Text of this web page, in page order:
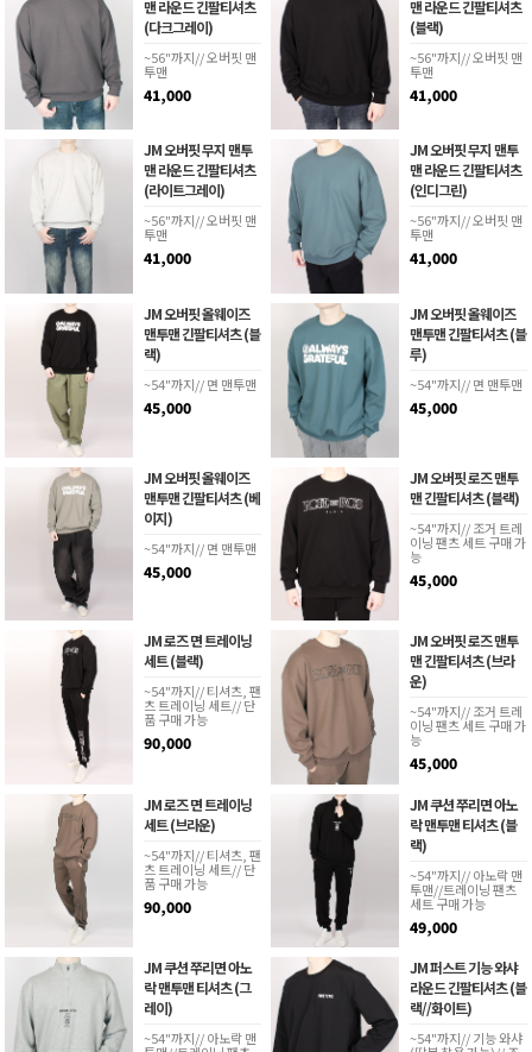
맨 라운드 긴팔티셔츠
(다크그레이)
~56"까지// 오버핏 맨
투맨
41,000
맨 라운드 긴팔티셔츠
(블랙)
~56"까지// 오버핏 맨
투맨
41,000
JM 오버핏 무지 맨투
맨 라운드 긴팔티셔츠
(라이트그레이)
~56"까지// 오버핏 맨
투맨
41,000
JM 오버핏 무지 맨투
맨 라운드 긴팔티셔츠
(인디그린)
~56"까지// 오버핏 맨
투맨
41,000
JM 오버핏 올웨이즈
맨투맨 긴팔티셔츠 (블
랙)
~54"까지// 면 맨투맨
45,000
JM 오버핏 올웨이즈
맨투맨 긴팔티셔츠 (블
루)
~54"까지// 면 맨투맨
45,000
JM 오버핏 올웨이즈
맨투맨 긴팔티셔츠 (베
이지)
~54"까지// 면 맨투맨
45,000
JM 오버핏 로즈 맨투
맨 긴팔티셔츠 (블랙)
~54"까지// 조거 트레
이닝 팬츠 세트 구매 가
능
45,000
JM 로즈 면 트레이닝
세트 (블랙)
~54"까지// 티셔츠, 팬
츠 트레이닝 세트// 단
품 구매 가능
90,000
JM 오버핏 로즈 맨투
맨 긴팔티셔츠 (브라
운)
~54"까지// 조거 트레
이닝 팬츠 세트 구매 가
능
45,000
JM 로즈 면 트레이닝
세트 (브라운)
~54"까지// 티셔츠, 팬
츠 트레이닝 세트// 단
품 구매 가능
90,000
JM 쿠션 쭈리면 아노
락 맨투맨 티셔츠 (블
랙)
~54"까지// 아노락 맨
투맨//트레이닝 팬츠
세트 구매 가능
49,000
JM 쿠션 쭈리면 아노
락 맨투맨 티셔츠 (그
레이)
~54"까지// 아노락 맨
JM 퍼스트 기능 와샤
라운드 긴팔티셔츠 (블
랙//화이트)
~54"까지// 기능 와샤